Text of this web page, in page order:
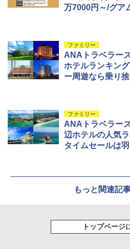
万7000円～/グア
ファミリー
ANAトラベラー
ホテルランキン
ー周遊なら乗り
ファミリー
ANAトラベラー
辺ホテルの人気
タイムセールは
もっと関連記
トップページ